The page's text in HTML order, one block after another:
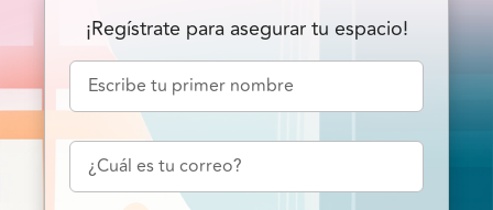
¡Regístrate para asegurar tu espacio!